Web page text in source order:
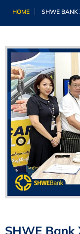
HOME SHWE BANK
SHWE Bank